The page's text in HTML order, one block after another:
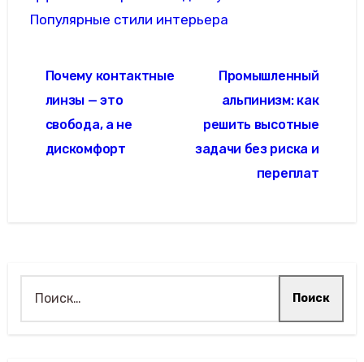
Популярные стили интерьера
по
записям
Почему контактные
линзы — это
свобода, а не
дискомфорт
Промышленный
альпинизм: как
решить высотные
задачи без риска и
переплат